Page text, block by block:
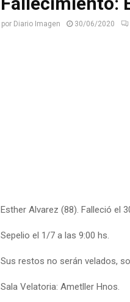
por Diario Imagen 30/06/2020
Esther Alvarez (88). Falleció el
Sepelio el 1/7 a las 9:00 hs.
Sus restos no serán velados,
Sala Velatoria: Ametller Hnos.